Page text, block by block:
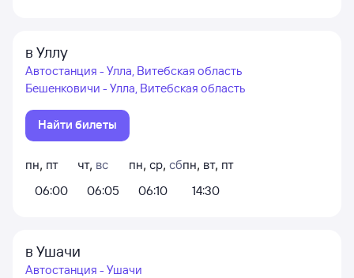
в Уллу
Автостанция - Улла, Витебская область
Бешенковичи - Улла, Витебская область
Найти билеты
пн, пт
06:00
чт, вс
06:05
пн, ср, сб
06:10
пн, вт, пт
14:30
в Ушачи
Автостанция - Ушачи